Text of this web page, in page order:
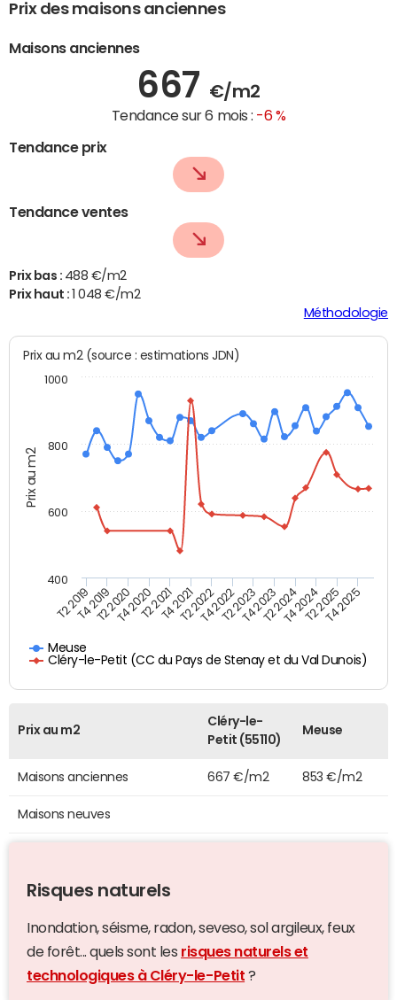
Prix des maisons anciennes
Maisons anciennes
667 €/m2
Tendance sur 6 mois : -6 %
Tendance prix
Tendance ventes
Prix bas : 488 €/m2
Prix haut :
1 048 €/m2
Méthodologie
Prix au m2
Prix au m2 (source : estimations JDN)
Meuse
Cléry-le-Petit (CC du Pays de Stenay et du Val Dunois)
T2 2019T4 2019T2 2020T4 2020T2 2021T4 2021T2 2022T4 2022T2 2023T4 2023T2 2024T4 2024T2 2025T4 2025
400
600
800
1000
Prix au m2
Cléry-le-
Petit (55110)
Meuse
Maisons anciennes 667 €/m2 853 €/m2
Maisons neuves
Risques naturels
Inondation, séisme, radon, seveso, sol argileux, feux
de forêt... quels sont les risques naturels et
technologiques à Cléry-le-Petit ?